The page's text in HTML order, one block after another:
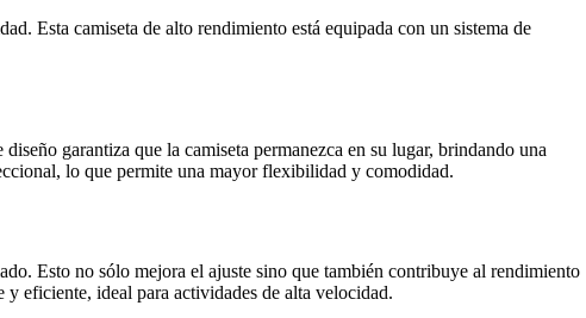
Esta camiseta de alto rendimiento está equipada con un sistema de
garantiza que la camiseta permanezca en su lugar, brindando una
lo que permite una mayor flexibilidad y comodidad.
Esto no sólo mejora el ajuste sino que también contribuye al rendimiento
eficiente, ideal para actividades de alta velocidad.